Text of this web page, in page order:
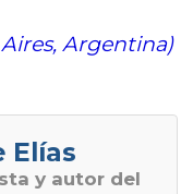
Argentina)
Elías
y autor del